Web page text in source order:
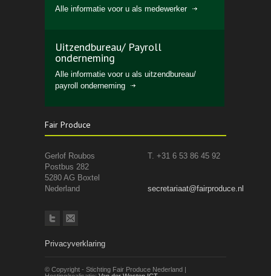
Alle informatie voor u als medewerker
Uitzendbureau/ Payroll
onderneming
Alle informatie voor u als uitzendbureau/
payroll onderneming
Fair Produce
Gerlof Roubos
T. +31 6 53 86 45 92
Postbus 282
5280 AG Boxtel
Nederland
secretariaat@fairproduce.nl
Privacyverklaring
© Copyright - Stichting Fair Produce Nederland |